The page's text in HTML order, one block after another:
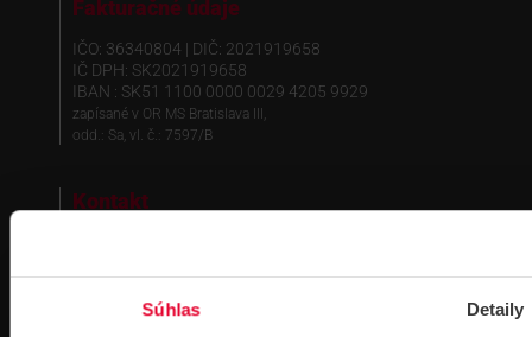
Súhlas Detaily
Fakturačné údaje
IČO: 36340804 | DIČ: 2021919658
IČ DPH: SK2021919658
IBAN : SK51 1100 0000 0029 4205 9929
zapísané v OR MS Bratislava III,
odd.: Sa, vl. č.: 7597/B
Kontakt
Pobočka Košice
Technická podpora